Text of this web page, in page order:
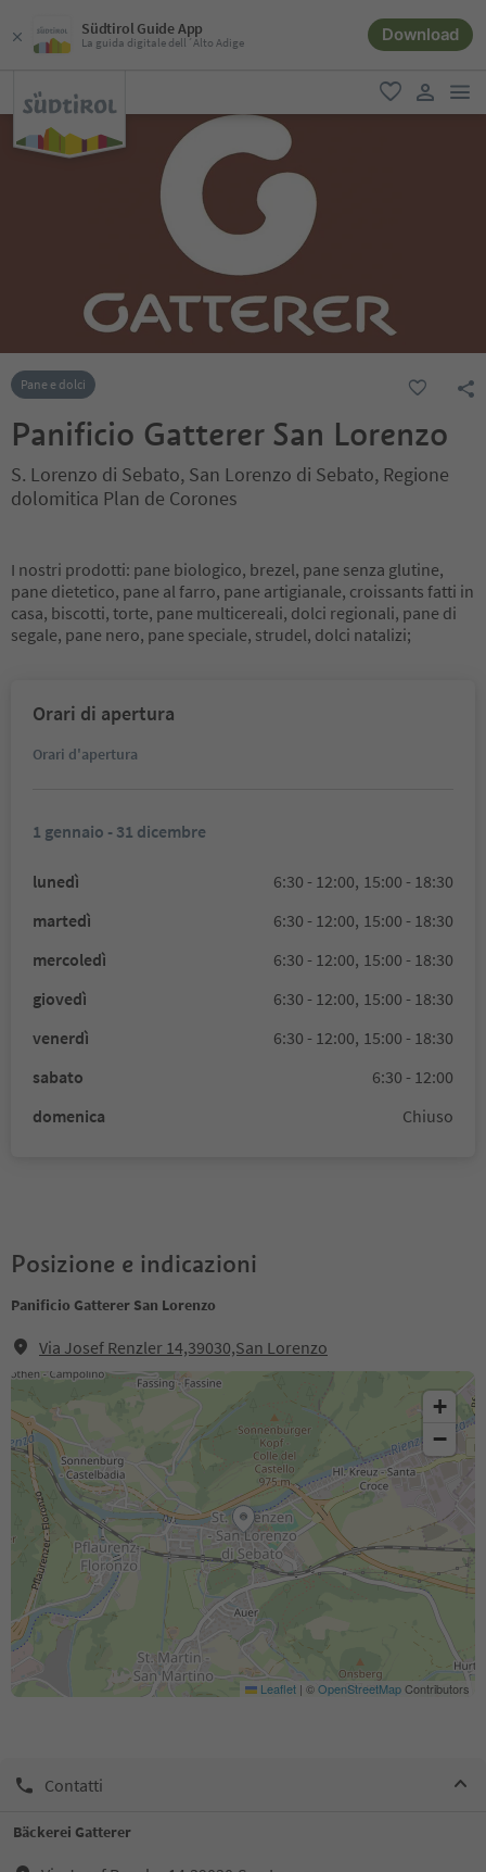
Südtirol Guide App
La guida digitale dell´Alto Adige Download
favoriti
user link
Pane e dolci
Panificio Gatterer San Lorenzo
S. Lorenzo di Sebato, San Lorenzo di Sebato, Regione
dolomitica Plan de Corones
I nostri prodotti: pane biologico, brezel, pane senza glutine,
pane dietetico, pane al farro, pane artigianale, croissants fatti in
casa, biscotti, torte, pane multicereali, dolci regionali, pane di
segale, pane nero, pane speciale, strudel, dolci natalizi;
Orari di apertura
Orari d'apertura
1 gennaio - 31 dicembre
lunedì 6:30 - 12:00, 15:00 - 18:30
martedì
6:30 - 12:00, 15:00 - 18:30
mercoledì
6:30 - 12:00, 15:00 - 18:30
giovedì
6:30 - 12:00, 15:00 - 18:30
venerdì
6:30 - 12:00, 15:00 - 18:30
sabato
6:30 - 12:00
domenica
Chiuso
Posizione e indicazioni
Panificio Gatterer San Lorenzo
Via Josef Renzler 14,39030,San Lorenzo
+
−
Leaflet | ©OpenStreetMapContributors
Contatti
Bäckerei Gatterer